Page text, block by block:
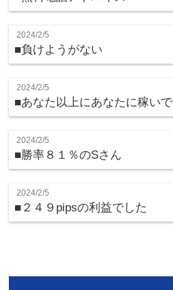
2024/2/5
■負けようがない
2024/2/5
■あなた以上にあなたに稼いで
2024/2/5
■勝率８１％のSさん
2024/2/5
■２４９pipsの利益でした